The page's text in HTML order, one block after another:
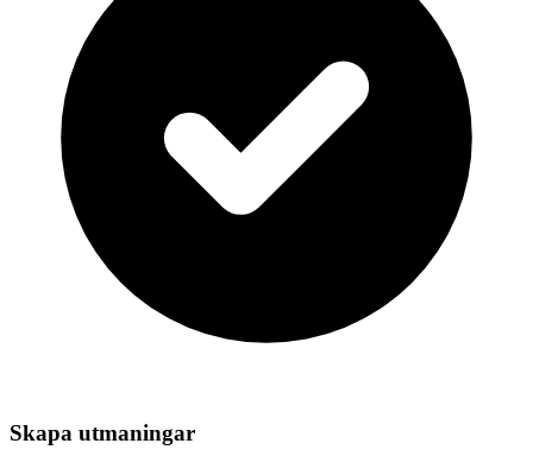
Skapa utmaningar